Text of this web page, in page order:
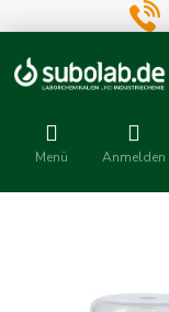
Menü Anmelden